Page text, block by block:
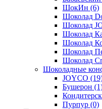
ШокИн (6)
Шоколад
Шоколад
Шоколад
Шоколад
Шоколад
Шоколад
Шоколадные
JOYCO
Бушерон
Пурпур (0)